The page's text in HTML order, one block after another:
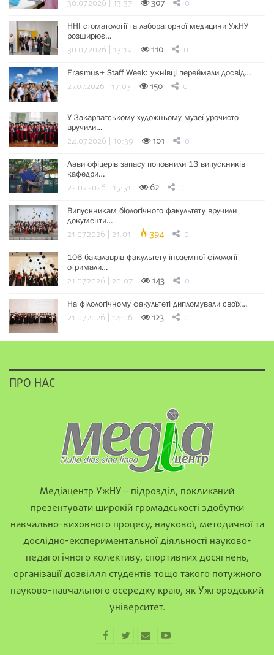
30.07.2026 | 13:37 307 0
ННІ стоматології та лабораторної медицини УжНУ
розширює…
30.07.2026 | 13:19 110 0
Erasmus+ Staff Week: ужнівці переймали досвід…
27.07.2026 | 17:03 150 0
У Закарпатському художньому музеї урочисто
вручили…
24.07.2026 | 10:39 101 0
Лави офіцерів запасу поповнили 13 випускників
кафедри…
22.07.2026 | 15:51 62 0
Випускникам біологічного факультету вручили
документи…
21.07.2026 | 21:01 394 0
106 бакалаврів факультету іноземної філології
отримали…
21.07.2026 | 20:07 143 0
На філологічному факультеті дипломували своїх…
21.07.2026 | 14:06 123 0
ПРО НАС
Медіацентр УжНУ – підрозділ, покликаний
презентувати широкій громадськості здобутки
навчально-виховного процесу, наукової, методичної та
дослідно-експериментальної діяльності науково-
педагогічного колективу, спортивних досягнень,
організації дозвілля студентів тощо такого потужного
науково-навчального осередку краю, як Ужгородський
університет.